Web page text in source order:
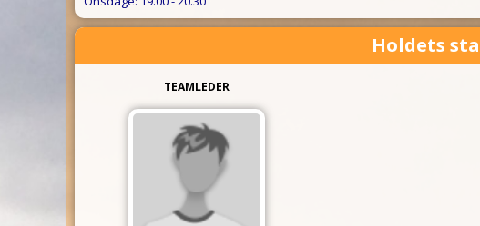
Holdets
TEAMLEDER